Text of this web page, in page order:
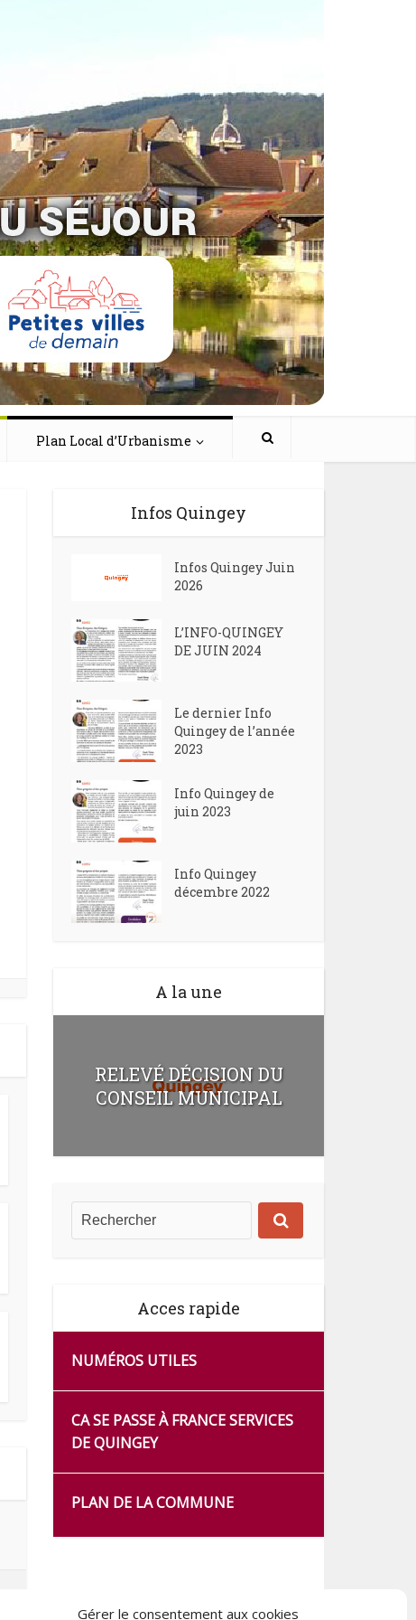
Gérer le consentement aux cookies
Plan Local d’Urbanisme
Infos Quingey
Infos Quingey Juin
2026
L’INFO-QUINGEY
DE JUIN 2024
Le dernier Info
Quingey de l’année
2023
Info Quingey de
juin 2023
Info Quingey
décembre 2022
A la une
RELEVÉ DÉCISION DU
CONSEIL MUNICIPAL
Acces rapide
NUMÉROS UTILES
CA SE PASSE À FRANCE SERVICES
DE QUINGEY
PLAN DE LA COMMUNE